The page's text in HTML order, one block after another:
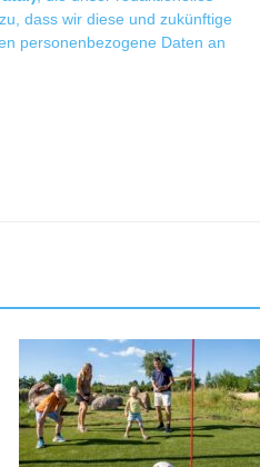
dass wir diese und zukünftige
personenbezogene Daten an